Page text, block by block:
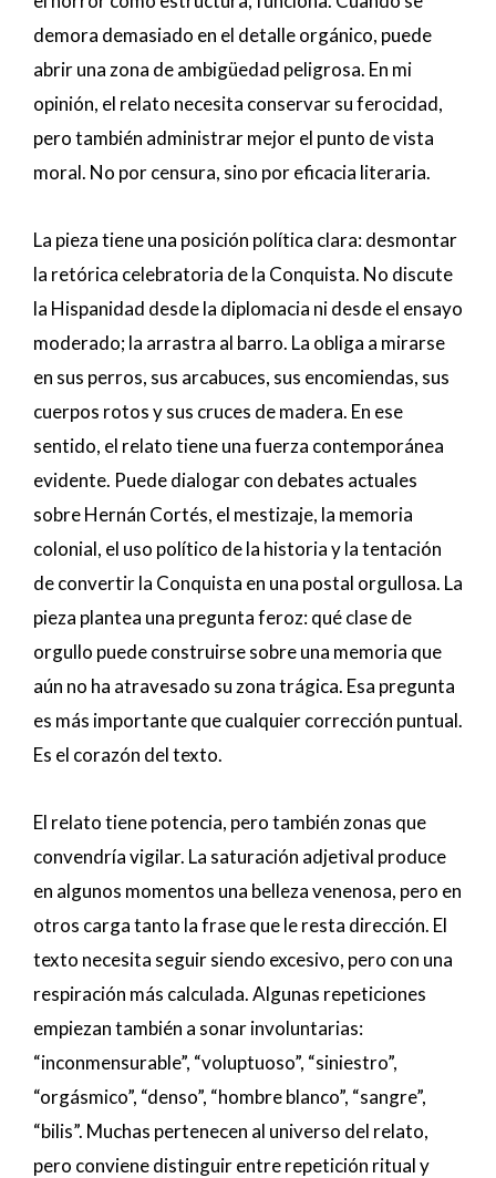
demora demasiado en el detalle orgánico, puede
abrir una zona de ambigüedad peligrosa. En mi
opinión, el relato necesita conservar su ferocidad,
pero también administrar mejor el punto de vista
moral. No por censura, sino por eficacia literaria.
La pieza tiene una posición política clara: desmontar
la retórica celebratoria de la Conquista. No discute
la Hispanidad desde la diplomacia ni desde el ensayo
moderado; la arrastra al barro. La obliga a mirarse
en sus perros, sus arcabuces, sus encomiendas, sus
cuerpos rotos y sus cruces de madera. En ese
sentido, el relato tiene una fuerza contemporánea
evidente. Puede dialogar con debates actuales
sobre Hernán Cortés, el mestizaje, la memoria
colonial, el uso político de la historia y la tentación
de convertir la Conquista en una postal orgullosa. La
pieza plantea una pregunta feroz: qué clase de
orgullo puede construirse sobre una memoria que
aún no ha atravesado su zona trágica. Esa pregunta
es más importante que cualquier corrección puntual.
Es el corazón del texto.
El relato tiene potencia, pero también zonas que
convendría vigilar. La saturación adjetival produce
en algunos momentos una belleza venenosa, pero en
otros carga tanto la frase que le resta dirección. El
texto necesita seguir siendo excesivo, pero con una
respiración más calculada. Algunas repeticiones
empiezan también a sonar involuntarias:
“inconmensurable”, “voluptuoso”, “siniestro”,
“orgásmico”, “denso”, “hombre blanco”, “sangre”,
“bilis”. Muchas pertenecen al universo del relato,
pero conviene distinguir entre repetición ritual y